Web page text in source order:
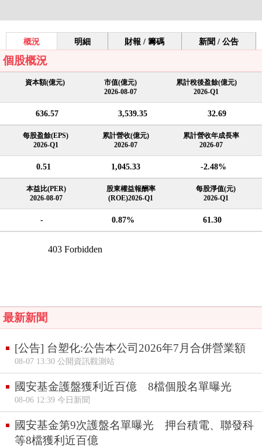
概況 明細 財報 / 籌碼 新聞 / 公告
個股概況
資本額(億元)
市值(億元)
2026-08-07
累計稅後盈餘(億元)
2026-Q1
636.57 3,539.35 32.69
每股盈餘(EPS)
2026-Q1
累計營收(億元)
2026-07
累計營收年成長率
2026-07
0.51 1,045.33 -2.48%
本益比(PER)
2026-08-07
股東權益報酬率
(ROE)2026-Q1
每股淨值(元)
2026-Q1
- 0.87% 61.30
最新新聞
[公告] 台塑化:公告本公司2026年7月合併營業額
08-07 13:30 公開資訊觀測站
國安基金護盤獲利近百億 8檔個股名單曝光
08-06 12:39 今日新聞
國安基金第9次護盤名單曝光 押台積電、聯發科
等8檔獲利近百億